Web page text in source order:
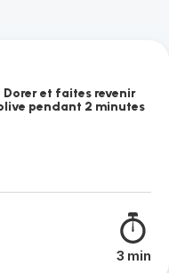
et faites revenir
pendant 2 minutes
3 min